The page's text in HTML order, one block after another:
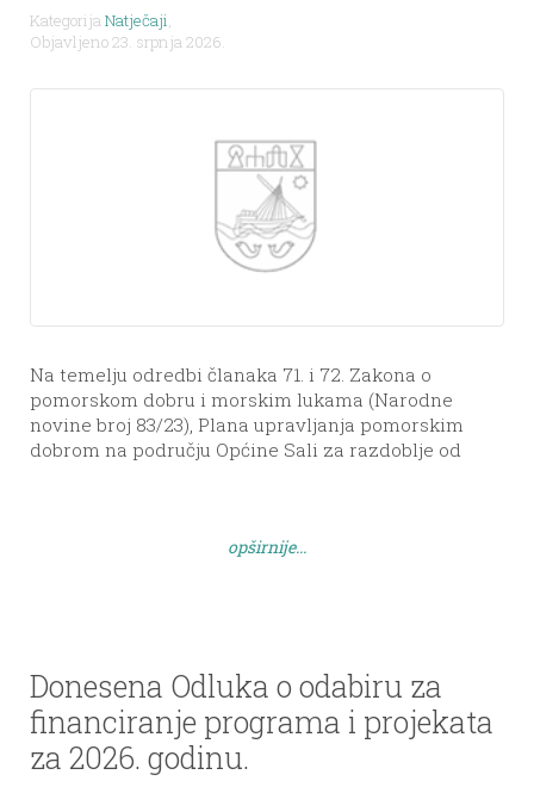
KategorijaNatječaji,
Objavljeno 23. srpnja 2026.
Na temelju odredbi članaka 71. i 72. Zakona o
pomorskom dobru i morskim lukama (Narodne
novine broj 83/23), Plana upravljanja pomorskim
dobrom na području Općine Sali za razdoblje od
opširnije...
Donesena Odluka o odabiru za
financiranje programa i projekata
za 2026. godinu.